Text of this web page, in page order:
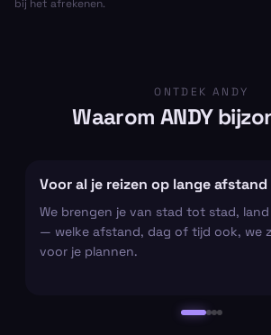
bij het afrekenen.
ONTDEK ANDY
Waarom ANDY
Voor al je reizen op lange afstand
We brengen je van stad tot stad,
— welke afstand, dag of tijd ook, we
voor je plannen.